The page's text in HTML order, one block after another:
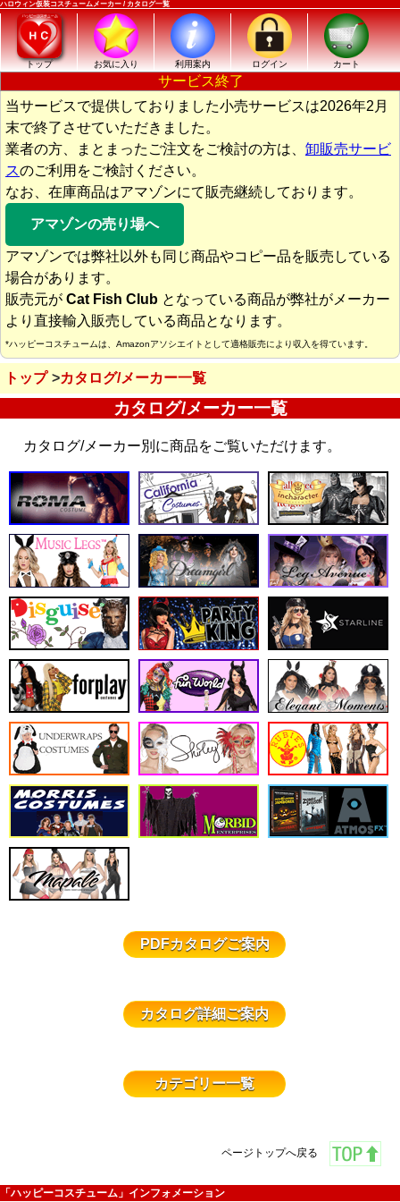
ハロウィン仮装コスチュームメーカー / カタログ一覧
トップ お気に入り 利用案内 ログイン カート
サービス終了
当サービスで提供しておりました小売サービスは2026年2月
末で終了させていただきました。
業者の方、まとまったご注文をご検討の方は、 卸販売サービ
スのご利用をご検討ください。
なお、在庫商品はアマゾンにて販売継続しております。
アマゾンの売り場へ
アマゾンでは弊社以外も同じ商品やコピー品を販売している
場合があります。
販売元が Cat Fish Club となっている商品が弊社がメーカー
より直接輸入販売している商品となります。
*ハッピーコスチュームは、Amazonアソシエイトとして適格販売により収入を得ています。
トップ カタログ/メーカー一覧
カタログ/メーカー一覧
カタログ/メーカー別に商品をご覧いただけます。
PDFカタログご案内
カタログ詳細ご案内
カテゴリー一覧
ページトップへ戻る
「ハッピーコスチューム」インフォメーション